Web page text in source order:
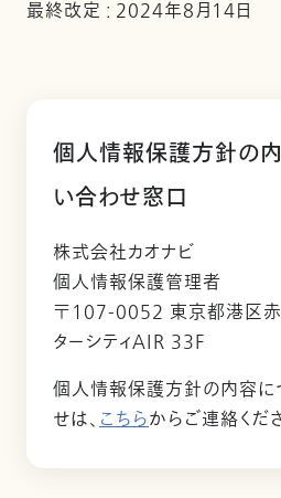
最終改定 : 2024年8月14日
個人情報保護方針の
い合わせ窓口
株式会社カオナビ
個人情報保護管理者
〒107-0052 東京都港区
ターシティAIR 33F
個人情報保護方針の内容に
せは、こちらからご連絡くだ